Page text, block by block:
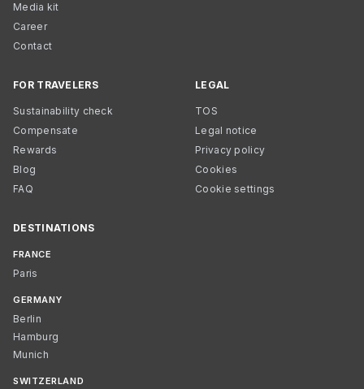
Media kit
Career
Contact
FOR TRAVELERS
Sustainability check
Compensate
Rewards
Blog
FAQ
LEGAL
TOS
Legal notice
Privacy policy
Cookies
Cookie settings
DESTINATIONS
FRANCE
Paris
GERMANY
Berlin
Hamburg
Munich
SWITZERLAND